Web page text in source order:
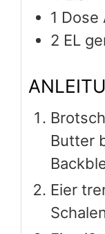
Eiweiß
Die
Filets
Toasts
gleiten